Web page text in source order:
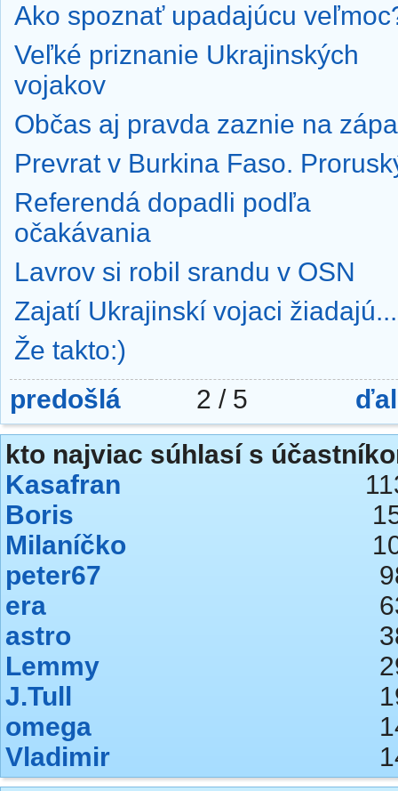
Ako spoznať upadajúcu
Veľké priznanie Ukrajinských
vojakov
Občas aj pravda zaznie na
Prevrat v Burkina Faso.
Referendá dopadli podľa
očakávania
Lavrov si robil srandu v OSN
Zajatí Ukrajinskí vojaci žiadajú...
Že takto:)
predošlá
2 / 5
kto najviac súhlasí s
Kasafran
Boris
Milaníčko
peter67
era
astro
Lemmy
J.Tull
omega
Vladimir